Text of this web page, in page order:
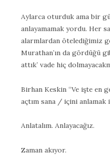
Aylarca oturduk ama bir
anlayamamak yordu. Her
alarmlardan ötelediğimiz
Murathan’ın da gördüğü
attık’ vade hiç
Birhan Keskin “Ve işte en
açtım sana / içini anlamak
Anlatalım. Anlayacağız.
Zaman akıyor.